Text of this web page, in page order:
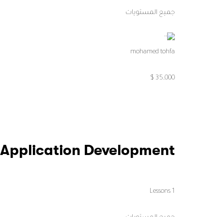
جميع المستويات
mohamed tohfa
35,000 $
Development
1 Lessons